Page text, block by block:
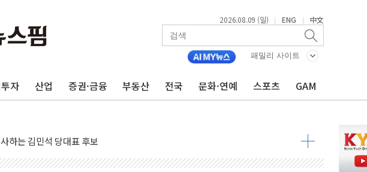
2026.08.09 (일) | ENG | 中文
패밀리 사이트
자 산업 증권·금융 부동산 전국 문화·연예 스포츠 GAM
시 재난예산 40억 긴급 투입…고수온 양식장 복구·지원 '총력'
진·영덕 '호우특보'-포항 '산사태 주의보'...경북도, 호우 피해·통제구간 없어
합동연설회 나선 송영길·정청래·김민석 당대표 후보
석, 2주차 제주·인천 경선서 정청래에 승리...47.75% vs 42.08%
보] 민주, 제주·인천 경선 결과 발표...김민석 47.75% 정청래 42.08%
보] 민주, 인천 경선 결과 발표...김민석 45.09% 정청래 43.27% 송영길 11.63%